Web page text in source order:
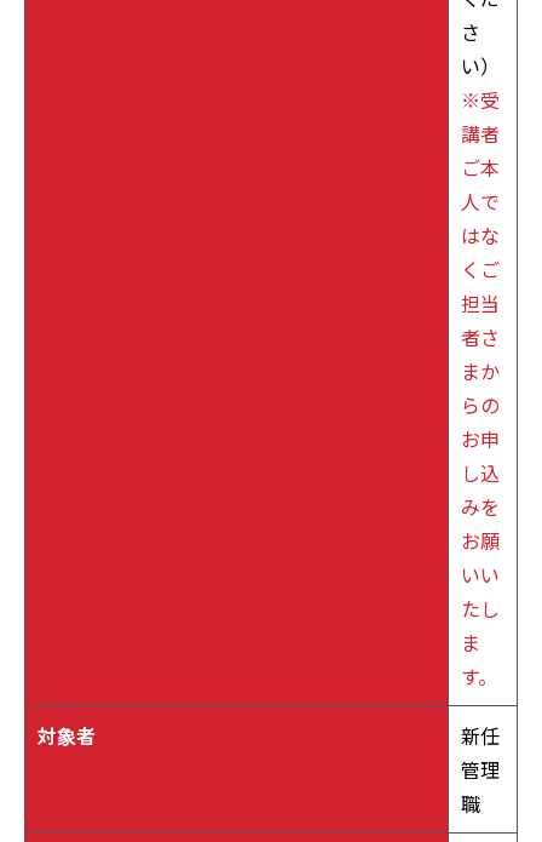
さ
い）
※受
講者
ご本
人で
はな
くご
担当
者さ
まか
らの
お申
し込
みを
お願
いい
たし
ま
す。
対象者
新任
管理
職